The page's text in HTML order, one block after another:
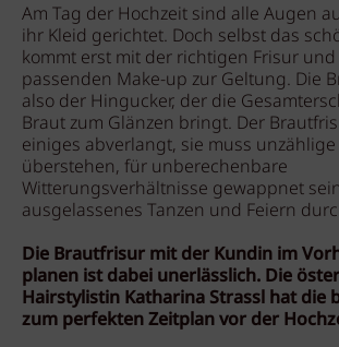
Am Tag der Hochzeit sind alle Augen
ihr Kleid gerichtet. Doch selbst das
kommt erst mit der richtigen Frisur
passenden Make-up zur Geltung. Die
also der Hingucker, der die
Braut zum Glänzen bringt. Der
einiges abverlangt, sie muss
überstehen, für unberechenbare
Witterungsverhältnisse gewappnet
ausgelassenes Tanzen und Feiern
Die Brautfrisur mit der Kundin im
planen ist dabei unerlässlich. Die
Hairstylistin Katharina Strassl hat die
zum perfekten Zeitplan vor der